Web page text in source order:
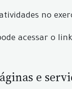
no
acessar o
e